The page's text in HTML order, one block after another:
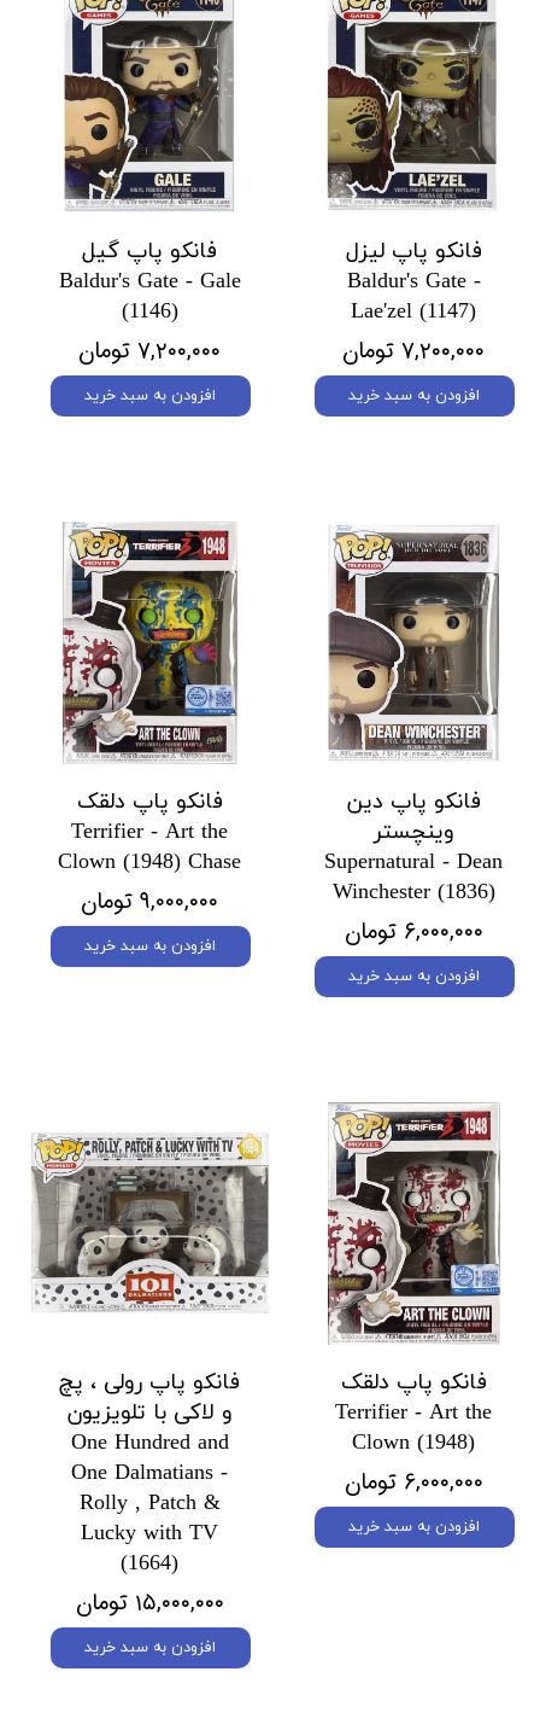
فانکو پاپ لیزل
Baldur's Gate -
Lae'zel (1147)
۷,۲۰۰,۰۰۰ تومان
افزودن به سبد خرید
فانکو پاپ گیل
Baldur's Gate - Gale
(1146)
۷,۲۰۰,۰۰۰ تومان
افزودن به سبد خرید
فانکو پاپ دین
وینچستر
Supernatural - Dean
Winchester (1836)
۶,۰۰۰,۰۰۰ تومان
افزودن به سبد خرید
فانکو پاپ دلقک
Terrifier - Art the
Clown (1948) Chase
۹,۰۰۰,۰۰۰ تومان
افزودن به سبد خرید
فانکو پاپ دلقک
Terrifier - Art the
Clown (1948)
۶,۰۰۰,۰۰۰ تومان
افزودن به سبد خرید
فانکو پاپ رولی ، پچ
و لاکی با تلویزیون
One Hundred and
One Dalmatians -
Rolly , Patch &
Lucky with TV
(1664)
۱۵,۰۰۰,۰۰۰ تومان
افزودن به سبد خرید